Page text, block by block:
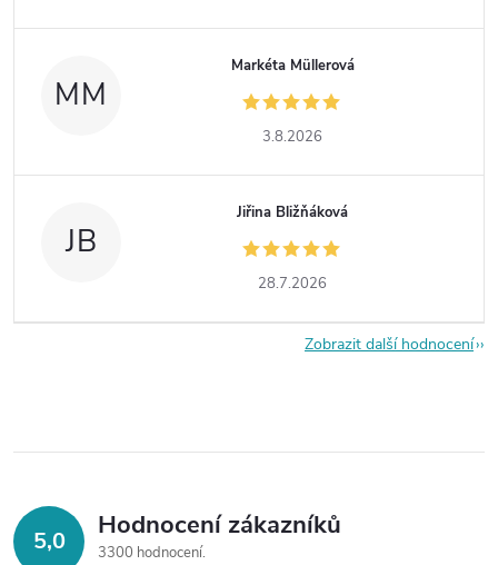
MM
Markéta Müllerová
3.8.2026
JB
Jiřina Bližňáková
28.7.2026
Zobrazit další hodnocení
5,0 Hodnocení zákazníků
3300 hodnocení